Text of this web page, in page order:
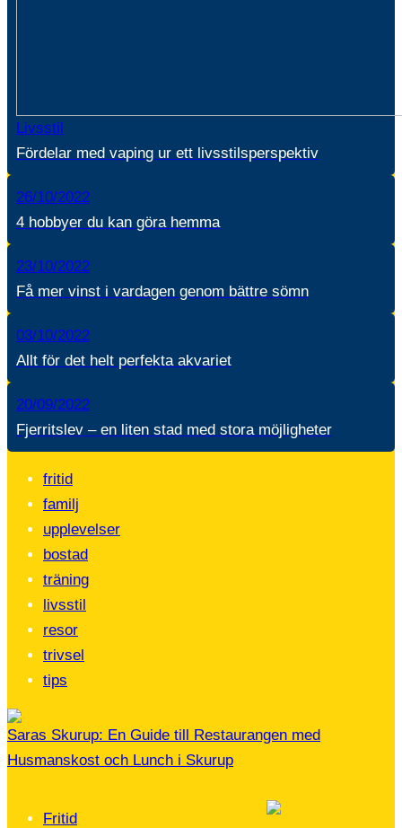
Livsstil
Fördelar med vaping ur ett livsstilsperspektiv
26/10/2022
4 hobbyer du kan göra hemma
23/10/2022
Få mer vinst i vardagen genom bättre sömn
03/10/2022
Allt för det helt perfekta akvariet
20/09/2022
Fjerritslev – en liten stad med stora möjligheter
fritid
familj
upplevelser
bostad
träning
livsstil
resor
trivsel
tips
Saras Skurup: En Guide till Restaurangen med
Husmanskost och Lunch i Skurup
Fritid